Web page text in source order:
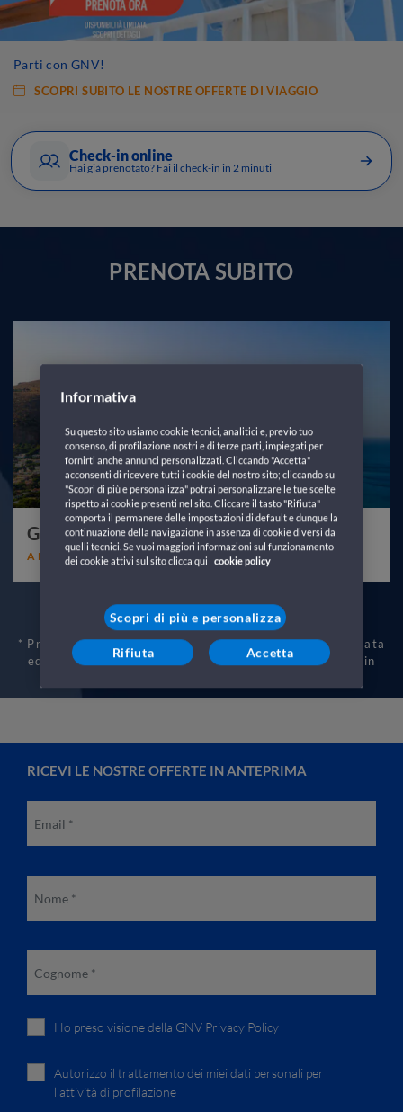
Parti con GNV!
SCOPRI SUBITO LE NOSTRE OFFERTE DI VIAGGIO
Check-in online
Hai già prenotato? Fai il check-in in 2 minuti
PRENOTA SUBITO
Genova Palermo
A PARTIRE DA 58€*
* Prezzo per 1 adulto in poltrona o posto ponte, solo andata
ed escluso il veicolo. La tariffa è soggetta a variazioni in
RICEVI LE NOSTRE OFFERTE IN ANTEPRIMA
Ho preso visione della GNV Privacy Policy
Autorizzo il trattamento dei miei dati personali per
l'attività di profilazione
Informativa
Su questo sito usiamo cookie tecnici, analitici e, previo tuo
consenso, di profilazione nostri e di terze parti, impiegati per
fornirti anche annunci personalizzati. Cliccando "Accetta"
acconsenti di ricevere tutti i cookie del nostro sito; cliccando su
"Scopri di più e personalizza" potrai personalizzare le tue scelte
rispetto ai cookie presenti nel sito. Cliccare il tasto "Rifiuta"
comporta il permanere delle impostazioni di default e dunque la
continuazione della navigazione in assenza di cookie diversi da
quelli tecnici. Se vuoi maggiori informazioni sul funzionamento
dei cookie attivi sul sito clicca qui
cookie policy
Scopri di più e personalizza
Rifiuta Accetta